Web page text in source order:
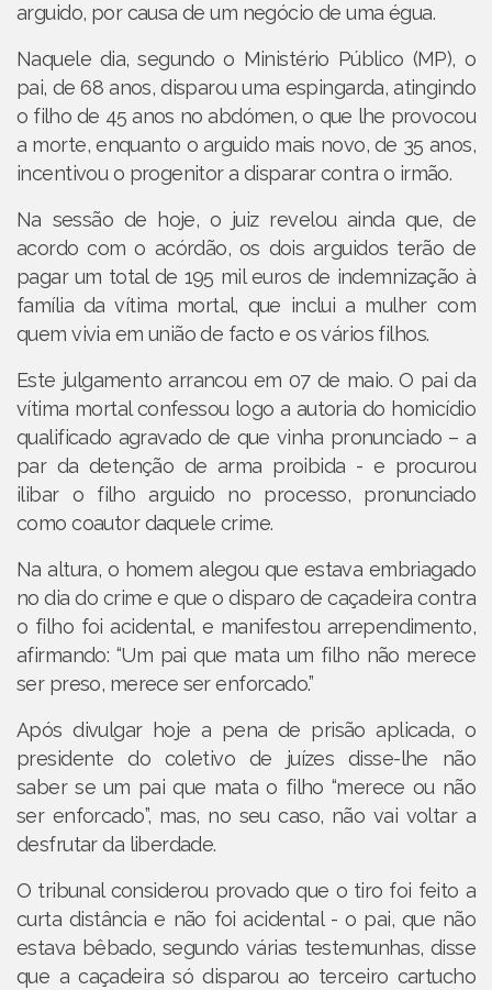
arguido, por causa de um negócio de uma égua.
Naquele dia, segundo o Ministério Público (MP), o
pai, de 68 anos, disparou uma espingarda, atingindo
o filho de 45 anos no abdómen, o que lhe provocou
a morte, enquanto o arguido mais novo, de 35 anos,
incentivou o progenitor a disparar contra o irmão.
Na sessão de hoje, o juiz revelou ainda que, de
acordo com o acórdão, os dois arguidos terão de
pagar um total de 195 mil euros de indemnização à
família da vítima mortal, que inclui a mulher com
quem vivia em união de facto e os vários filhos.
Este julgamento arrancou em 07 de maio. O pai da
vítima mortal confessou logo a autoria do homicídio
qualificado agravado de que vinha pronunciado – a
par da detenção de arma proibida - e procurou
ilibar o filho arguido no processo, pronunciado
como coautor daquele crime.
Na altura, o homem alegou que estava embriagado
no dia do crime e que o disparo de caçadeira contra
o filho foi acidental, e manifestou arrependimento,
afirmando: “Um pai que mata um filho não merece
ser preso, merece ser enforcado.”
Após divulgar hoje a pena de prisão aplicada, o
presidente do coletivo de juízes disse-lhe não
saber se um pai que mata o filho “merece ou não
ser enforcado”, mas, no seu caso, não vai voltar a
desfrutar da liberdade.
O tribunal considerou provado que o tiro foi feito a
curta distância e não foi acidental - o pai, que não
estava bêbado, segundo várias testemunhas, disse
que a caçadeira só disparou ao terceiro cartucho